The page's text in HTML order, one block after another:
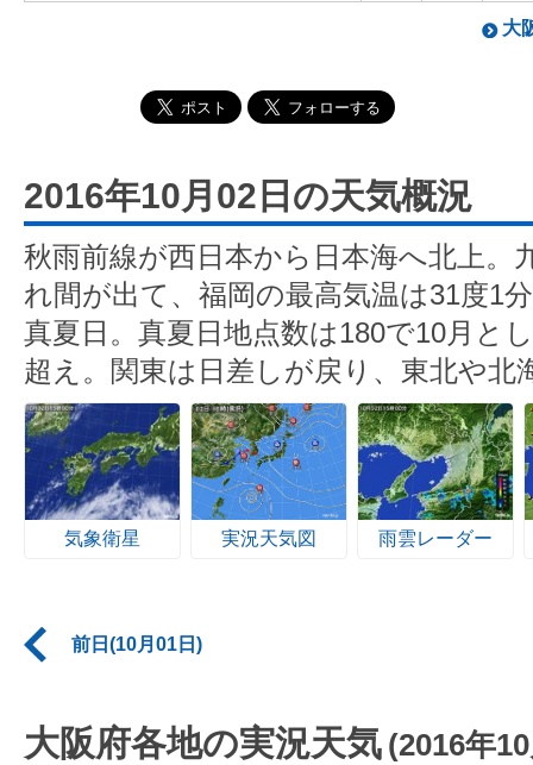
大
2016年10月02日の天気概況
秋雨前線が西日本から日本海へ北上。
れ間が出て、福岡の最高気温は31度1
真夏日。真夏日地点数は180で10月と
超え。関東は日差しが戻り、東北や北
気象衛星 実況天気図 雨雲レーダー
前日(10月01日)
大阪府各地の実況天気 (2016年